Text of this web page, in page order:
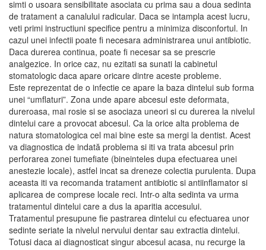
simti o usoara sensibilitate asociata cu prima sau a doua sedinta
de tratament a canalului radicular. Daca se intampla acest lucru,
veti primi instructiuni specifice pentru a minimiza disconfortul. In
cazul unei infectii poate fi necesara administrarea unui antibiotic.
Daca durerea continua, poate fi necesar sa se prescrie
analgezice. In orice caz, nu ezitati sa sunati la cabinetul
stomatologic daca apare oricare dintre aceste probleme.
Este reprezentat de o infectie ce apare la baza dintelui sub forma
unei “umflaturi”. Zona unde apare abcesul este deformata,
dureroasa, mai rosie si se asociaza uneori si cu durerea la nivelul
dintelui care a provocat abcesul. Ca la orice alta problema de
natura stomatologica cel mai bine este sa mergi la dentist. Acest
va diagnostica de indată problema si iti va trata abcesul prin
perforarea zonei tumefiate (bineinteles dupa efectuarea unei
anestezie locale), astfel incat sa dreneze colectia purulenta. Dupa
aceasta iti va recomanda tratament antibiotic si antiinflamator si
aplicarea de comprese locale reci. Intr-o alta sedinta va urma
tratamentul dintelui care a dus la aparitia accesului.
Tratamentul presupune fie pastrarea dintelui cu efectuarea unor
sedinte seriate la nivelul nervului dentar sau extractia dintelui.
Totusi daca ai diagnosticat singur abcesul acasa, nu recurge la